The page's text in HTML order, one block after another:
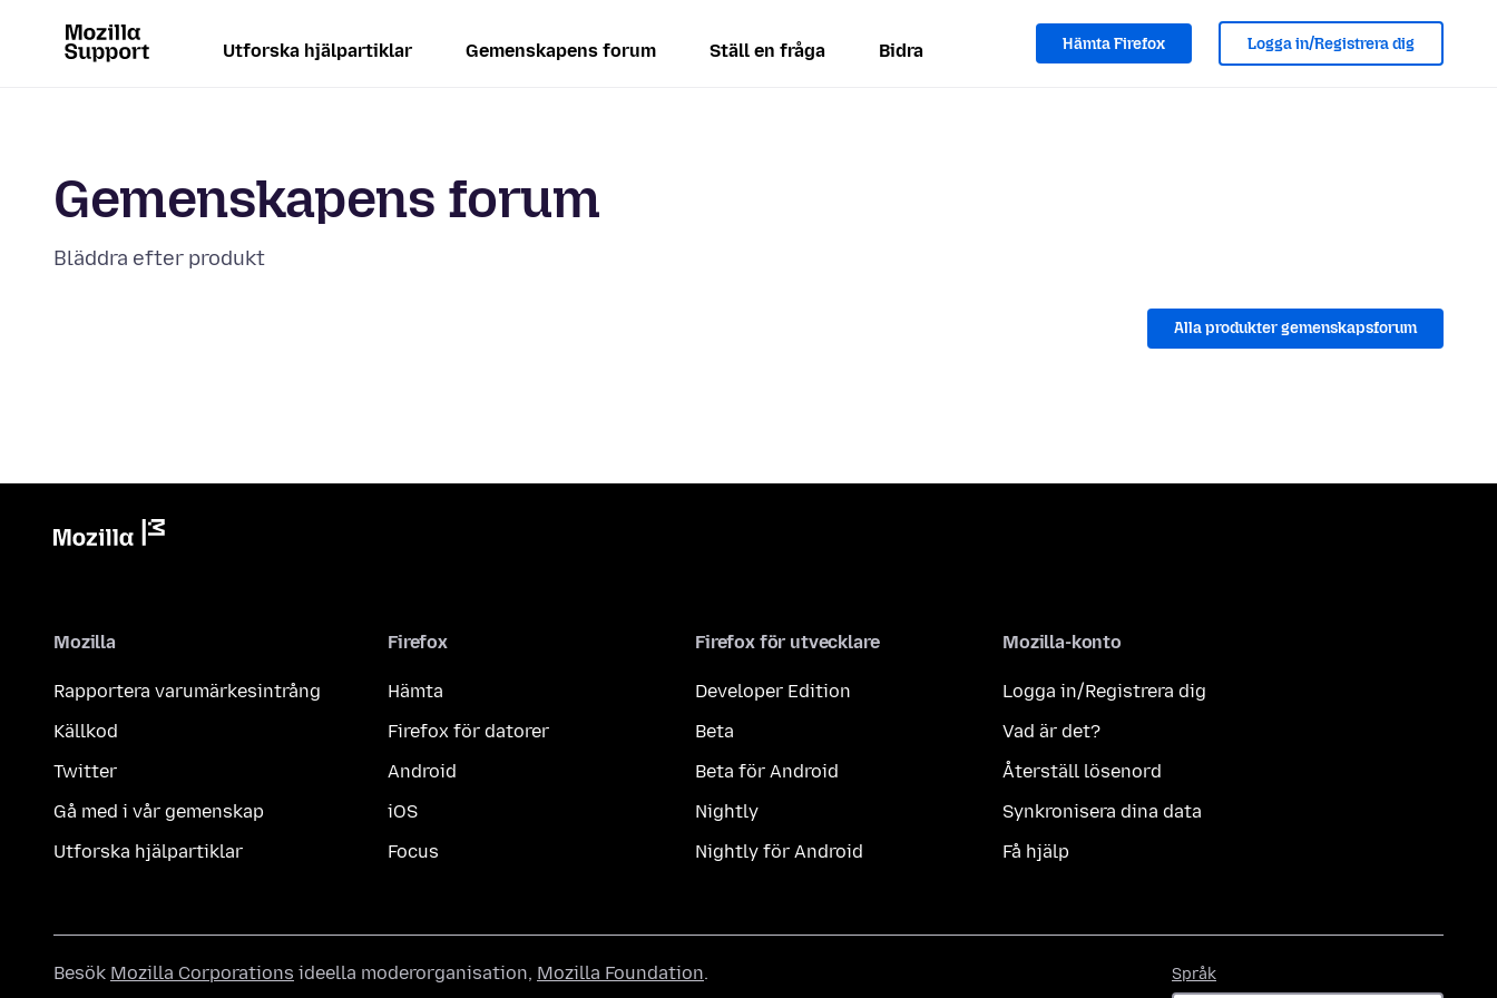
Utforska hjälpartiklar Gemenskapens forum Ställ en fråga Bidra Hämta Firefox Logga in/Registrera dig
Gemenskapens forum
Bläddra efter produkt
Alla produkter gemenskapsforum
Mozilla
Rapportera varumärkesintrång
Källkod
Twitter
Gå med i vår gemenskap
Utforska hjälpartiklar
Firefox
Hämta
Firefox för datorer
Android
iOS
Focus
Firefox för utvecklare
Developer Edition
Beta
Beta för Android
Nightly
Nightly för Android
Mozilla-konto
Logga in/Registrera dig
Vad är det?
Återställ lösenord
Synkronisera dina data
Få hjälp
Språk
Besök Mozilla Corporations ideella moderorganisation, Mozilla Foundation.